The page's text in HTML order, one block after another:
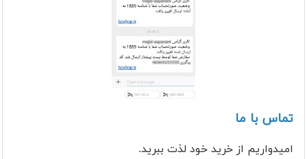
تماس با ما
امیدواریم از خرید خود لذت ببرید.